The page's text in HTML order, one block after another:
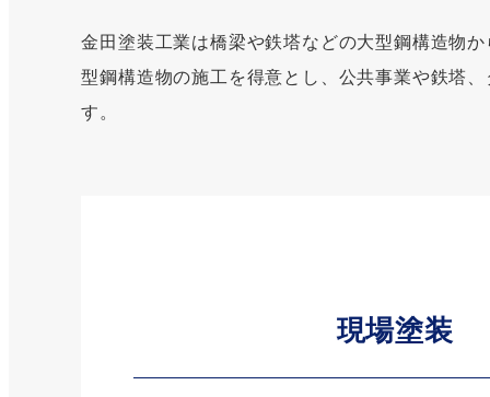
金田塗装工業は橋梁や鉄塔などの大型鋼構造物
型鋼構造物の施工を得意とし、公共事業や鉄塔
す。
現場塗装